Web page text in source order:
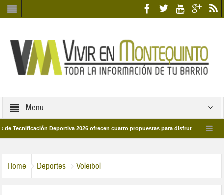
Menu
Deportiva 2026 ofrecen cuatro propuestas para disfrutar del deporte este
Home Deportes Voleibol